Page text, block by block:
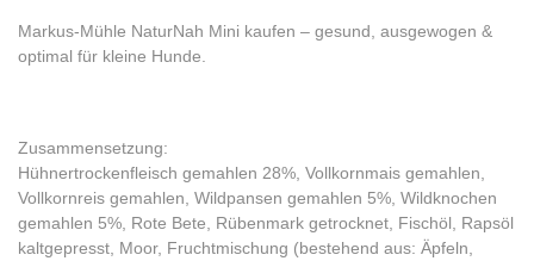
Markus-Mühle NaturNah Mini kaufen – gesund, ausgewogen &
optimal für kleine Hunde.
Zusammensetzung:
Hühnertrockenfleisch gemahlen 28%, Vollkornmais gemahlen,
Vollkornreis gemahlen, Wildpansen gemahlen 5%, Wildknochen
gemahlen 5%, Rote Bete, Rübenmark getrocknet, Fischöl, Rapsöl
kaltgepresst, Moor, Fruchtmischung (bestehend aus: Äpfeln,